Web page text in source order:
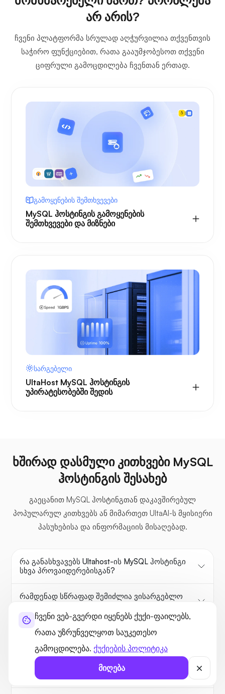
ჩვენი ვებ-გვერდი იყენებს ქუქი-ფაილებს,
რათა უზრუნველყოთ საუკეთესო
გამოცდილება. ქუქიების პოლიტიკა
მიღება
არ არის?
ჩვენი პლატფორმა სრულად აღჭურვილია თქვენთვის
საჭირო ფუნქციებით, რათა გააუმჯობესოთ თქვენი
ციფრული გამოცდილება ჩვენთან ერთად.
გამოყენების შემთხვევები
MySQL ჰოსტინგის გამოყენების
შემთხვევები და მიზნები
სარგებელი
UltaHost MySQL ჰოსტინგის
უპირატესობებში შედის
ხშირად დასმული კითხვები MySQL
ჰოსტინგის შესახებ
გაეცანით MySQL ჰოსტინგთან დაკავშირებულ
პოპულარულ კითხვებს ან მიმართეთ UltaAI-ს მყისიერი
პასუხებისა და ინფორმაციის მისაღებად.
რა განასხვავებს Ultahost-ის MySQL ჰოსტინგი
სხვა პროვაიდერებისგან?
რამდენად სწრაფად შემიძლია ვისარგებლო
რა უსაფრთხოების ზომებს იყენებს Ultahost
MySQL მონაცემთა ბაზებისთვის?
შემიძლია ჩემი MySQL ჰოსტინგის გარემოს
მორგება Ultahost-ით?